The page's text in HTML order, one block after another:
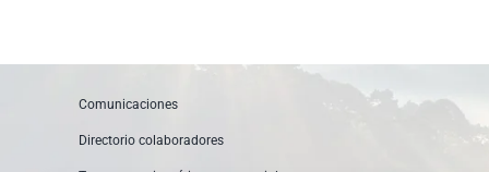
Comunicaciones
Directorio colaboradores